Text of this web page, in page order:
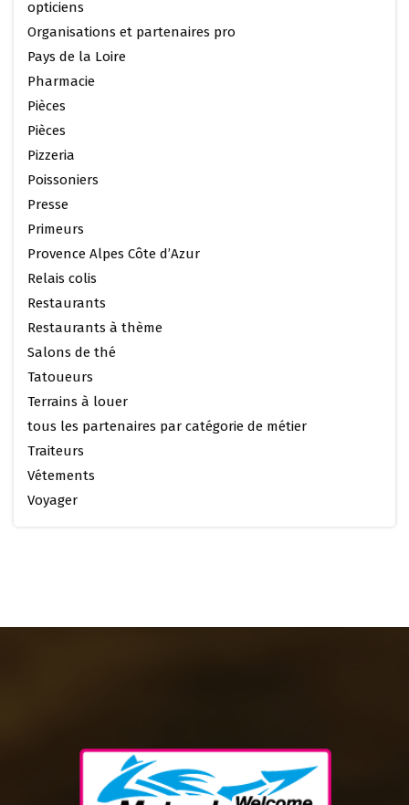
opticiens
Organisations et partenaires pro
Pays de la Loire
Pharmacie
Pièces
Pièces
Pizzeria
Poissoniers
Presse
Primeurs
Provence Alpes Côte d’Azur
Relais colis
Restaurants
Restaurants à thème
Salons de thé
Tatoueurs
Terrains à louer
tous les partenaires par catégorie de métier
Traiteurs
Vétements
Voyager